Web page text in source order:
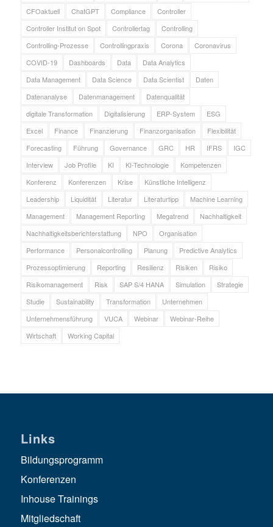
CFOaktuell
ChatGPT Compliance
Controller
Controller Institut on Spot
Controllertag
Controlling
Controlling-Prozesse
Controllingpraxis Corona
Coronavirus
COVID-19
Dashboards Data
Data Analytics
Data Management
Data Science Data Scientist
Daten
Datenanalyse
Datenmanagement
Datenqualität
digitale Transformation
Digitalisierung ERP-System
ESG
Excel
Finance Finanzierung Finanzorganisation
Flexibilität
Forecasting
Führung Governance GRC HR IFRS
IGC
Interview
Job Profile KI KI-Technologie
Kompetenzen
Konferenz
Konferenzen Krise
Künstliche Intelligenz
Leadership
Liquidität Literatur Literaturtipp
Machine Learning
Management
Management Reporting Megatrend
Nachhaltigkeit
Nachhaltigkeitsberichterstattung
NPO
Organisation
Performance
Personalcontrolling Planung
Predictive Analytics
Prozessoptimierung
Reporting Resilienz Risiken
Risiko
Risikomanagement
Risk SAP S/4 HANA Simulation
Strategie
Studie
Sustainability Transformation
Unternehmen
Unternehmensführung
VUCA Webinar
Webinar-Reihe
Wirtschaft
Working Capital
Links
Bildungsprogramm
Konferenzen
Inhouse Trainings
Mitgliedschaft